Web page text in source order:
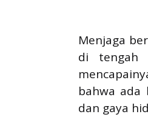
Menjaga
di tengah
bahwa ada
dan gaya